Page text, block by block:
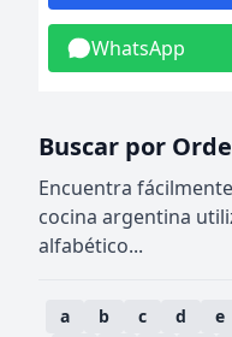
WhatsApp
Buscar por
Encuentra
cocina argentina
alfabético...
a b c d e